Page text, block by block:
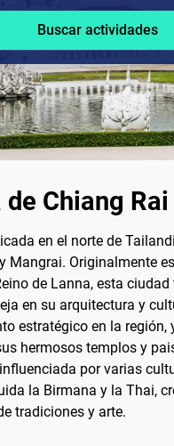
Buscar actividades
Chiang Rai
en el norte de
Mangrai. Originalmente
de Lanna, esta
en su arquitectura y
estratégico en la región,
hermosos templos y
por varias
la Birmana y la Thai,
tradiciones y arte.